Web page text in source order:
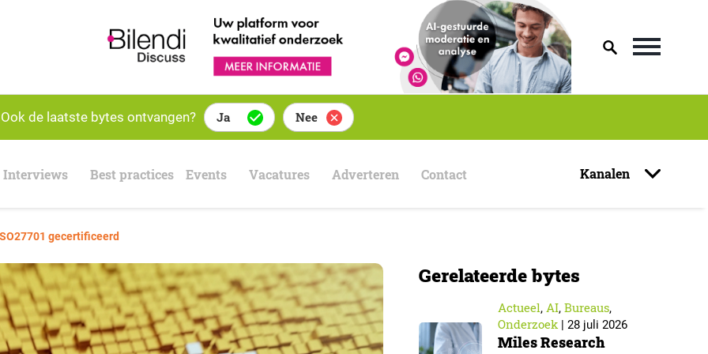
Ook de laatste bytes ontvangen? Ja Nee
Interviews Best practices Events Vacatures Adverteren Contact Kanalen
gecertificeerd
Gerelateerde bytes
Actueel, AI, Bureaus,
Onderzoek| 28 juli 2026
Miles Research